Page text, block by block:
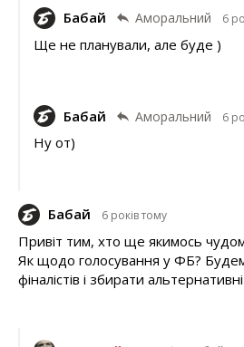
Бабай Аморальний 6
Ще не планували, але буде )
Бабай Аморальний 6
Ну от)
Бабай 6 років тому
Привіт тим, хто ще якимось
Як щодо голосування у ФБ?
фіналістів і збирати